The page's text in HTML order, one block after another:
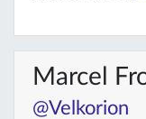
Marcel
@Velkorion